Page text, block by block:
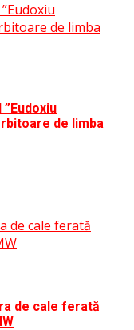
de limba
de limba
de cale ferată
de cale ferată